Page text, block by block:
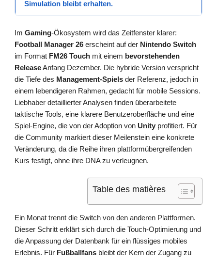
Simulation bleibt erhalten.
Im Gaming-Ökosystem wird das Zeitfenster klarer:
Football Manager 26 erscheint auf der Nintendo Switch
im Format FM26 Touch mit einem bevorstehenden
ReleaseAnfang Dezember. Die hybride Version verspricht
die Tiefe des Management-Spiels der Referenz, jedoch in
einem lebendigeren Rahmen, gedacht für mobile Sessions.
Liebhaber detaillierter Analysen finden überarbeitete
taktische Tools, eine klarere Benutzeroberfläche und eine
Spiel-Engine, die von der Adoption von Unity profitiert. Für
die Community markiert dieser Meilenstein eine konkrete
Veränderung, da die Reihe ihren plattformübergreifenden
Kurs festigt, ohne ihre DNA zu verleugnen.
Table des matières
Ein Monat trennt die Switch von den anderen Plattformen.
Dieser Schritt erklärt sich durch die Touch-Optimierung und
die Anpassung der Datenbank für ein flüssiges mobiles
Erlebnis. Für Fußballfans bleibt der Kern der Zugang zu